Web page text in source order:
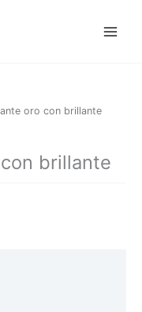
oro con brillante
brillante